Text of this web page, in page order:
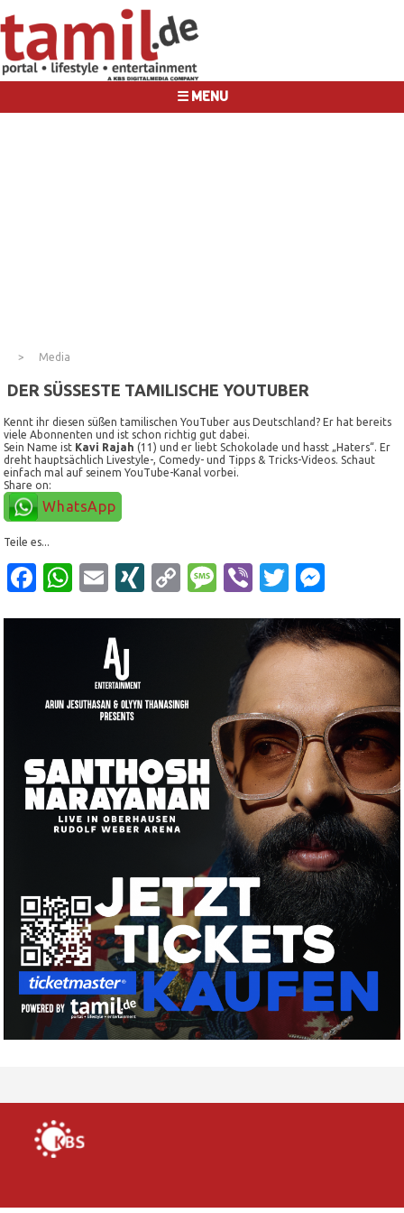
☰ MENU
Media
DER SÜSSESTE TAMILISCHE YOUTUBER
Kennt ihr diesen süßen tamilischen YouTuber aus Deutschland? Er hat bereits
viele Abonnenten und ist schon richtig gut dabei.
Sein Name ist Kavi Rajah (11) und er liebt Schokolade und hasst „Haters“. Er
dreht hauptsächlich Livestyle-, Comedy- und Tipps & Tricks-Videos. Schaut
einfach mal auf seinem YouTube-Kanal vorbei.
Share on:
WhatsApp
Teile es...
Facebook
WhatsApp
EmailXINGCopyMessage
ViberTwitter